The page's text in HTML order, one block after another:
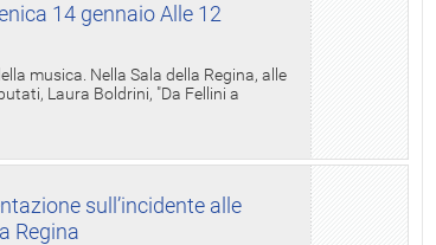
14 gennaio Alle 12
musica. Nella Sala della Regina, alle
Laura Boldrini, "Da Fellini a
sull’incidente alle
Regina